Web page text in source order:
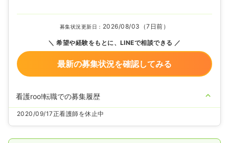
募集状況更新日： 2026/08/03（7日前）
希望や経験をもとに、LINEで相談できる
最新の募集状況を確認してみる
看護roo!転職での募集履歴
2020/09/17正看護師を休止中